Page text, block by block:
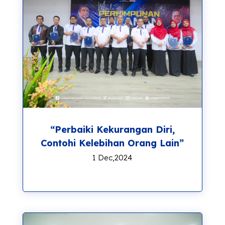
“Perbaiki Kekurangan Diri,
Contohi Kelebihan Orang Lain”
1 Dec,2024